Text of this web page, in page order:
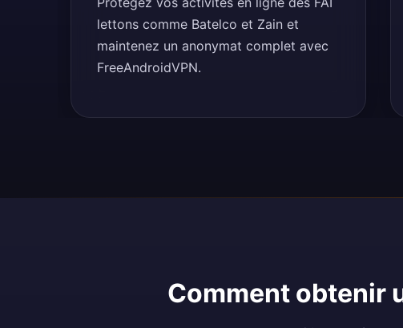
lettons comme Batelco et Zain et
maintenez un anonymat complet avec
FreeAndroidVPN.
Comment obtenir